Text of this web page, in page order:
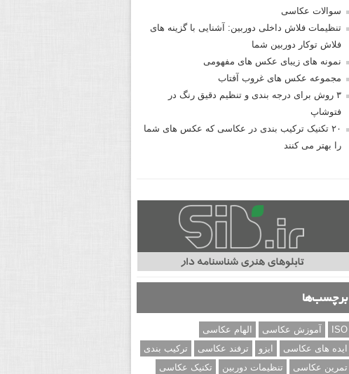
سوالات عکاسی
تنظیمات فلاش داخلی دوربین: آشنایی با گزینه های
فلاش توکار دوربین شما
نمونه های زیبای عکس های مفهومی
مجموعه عکس های غروب آفتاب
۳ روش برای درجه بندی و تنظیم دقیق رنگ در
فتوشاپ
۲۰ تکنیک ترکیب بندی در عکاسی که عکس های شما
را بهتر می کنند
برچسب‌ها
ISO آموزش عکاسی
الهام عکاسی
ایده های عکاسی
ایزو ترفند عکاسی
ترکیب بندی
تمرین عکاسی
تنظیمات دوربین
تکنیک عکاسی